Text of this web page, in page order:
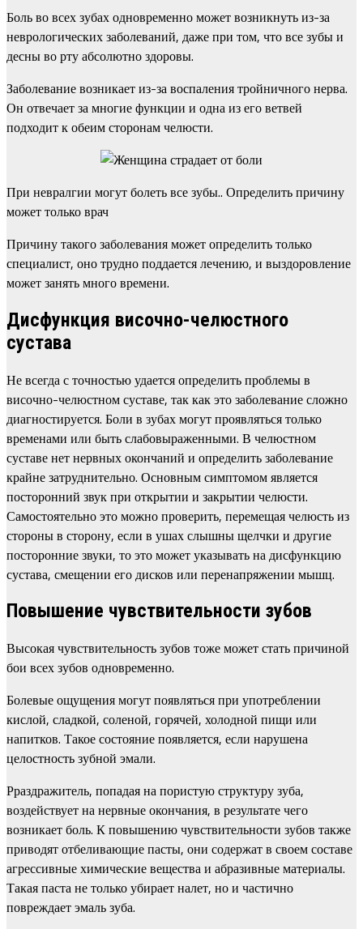
Боль во всех зубах одновременно может возникнуть из-за
неврологических заболеваний, даже при том, что все зубы и
десны во рту абсолютно здоровы.
Заболевание возникает из-за воспаления тройничного нерва.
Он отвечает за многие функции и одна из его ветвей
подходит к обеим сторонам челюсти.
При невралгии могут болеть все зубы.. Определить причину
может только врач
Причину такого заболевания может определить только
специалист, оно трудно поддается лечению, и выздоровление
может занять много времени.
Дисфункция височно-челюстного
сустава
Не всегда с точностью удается определить проблемы в
височно-челюстном суставе, так как это заболевание сложно
диагностируется. Боли в зубах могут проявляться только
временами или быть слабовыраженными. В челюстном
суставе нет нервных окончаний и определить заболевание
крайне затруднительно. Основным симптомом является
посторонний звук при открытии и закрытии челюсти.
Самостоятельно это можно проверить, перемещая челюсть из
стороны в сторону, если в ушах слышны щелчки и другие
посторонние звуки, то это может указывать на дисфункцию
сустава, смещении его дисков или перенапряжении мышц.
Повышение чувствительности зубов
Высокая чувствительность зубов тоже может стать причиной
бои всех зубов одновременно.
Болевые ощущения могут появляться при употреблении
кислой, сладкой, соленой, горячей, холодной пищи или
напитков. Такое состояние появляется, если нарушена
целостность зубной эмали.
Рраздражитель, попадая на пористую структуру зуба,
воздействует на нервные окончания, в результате чего
возникает боль. К повышению чувствительности зубов также
приводят отбеливающие пасты, они содержат в своем составе
агрессивные химические вещества и абразивные материалы.
Такая паста не только убирает налет, но и частично
повреждает эмаль зуба.